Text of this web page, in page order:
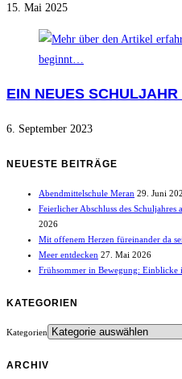
15. Mai 2025
EIN NEUES
6. September 2023
NEUESTE BEITRÄGE
Abendmittelschule Meran 29. Juni
Feierlicher Abschluss des
2026
Mit offenem Herzen füreinander da
Meer entdecken 27. Mai 2026
Frühsommer in Bewegung: Einblicke
KATEGORIEN
Kategorien
ARCHIV